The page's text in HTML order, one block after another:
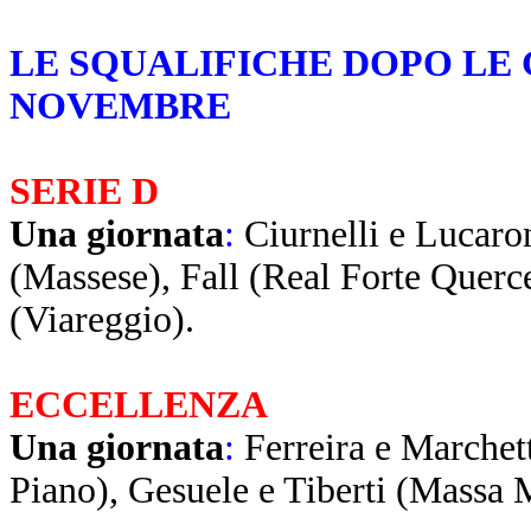
LE SQUALIFICHE DOPO LE
NOVEMBRE
SERIE D
Una giornata: Ciurnelli e
(Massese), Fall (Real Forte
(Viareggio).
ECCELLENZA
Una giornata: Ferreira e
Piano), Gesuele e Tiberti